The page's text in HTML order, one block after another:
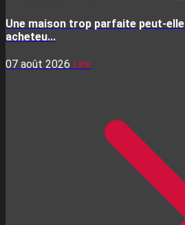
Une maison trop parfaite peut-
acheteu...
07 août 2026 Lire